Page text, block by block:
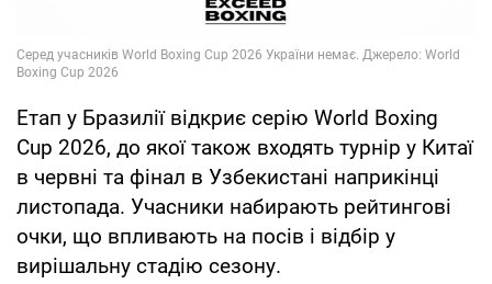
Етап у Бразилії відкриє серію World Boxing
Cup 2026, до якої також входять турнір у Китаї
в червні та фінал в Узбекистані наприкінці
листопада. Учасники набирають рейтингові
очки, що впливають на посів і відбір у
вирішальну стадію сезону.